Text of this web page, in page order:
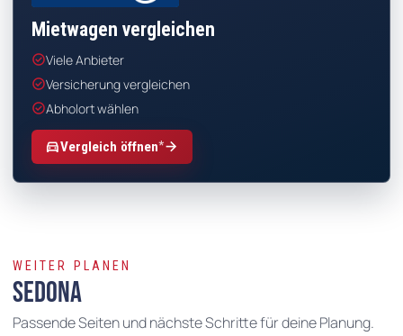
Mietwagen vergleichen
check_circleViele Anbieter
check_circleVersicherung vergleichen
check_circleAbholort wählen
directions_carVergleich öffnen*arrow_forward
WEITER PLANEN
Sedona
Passende Seiten und nächste Schritte für deine Planung.